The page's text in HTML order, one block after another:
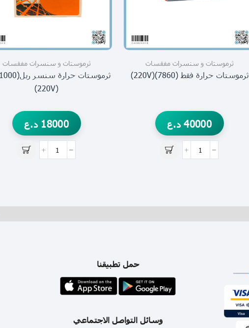
ثرموستات و سنسرات مفقسات
ثرموستات حرارة فقط (7860)(220V)
40000 د.ع
ثرموستات و سنسرات مفقسات
(220V)
18000 د.ع
حمل تطبيقنا
وسائل التواصل الاجتماعي